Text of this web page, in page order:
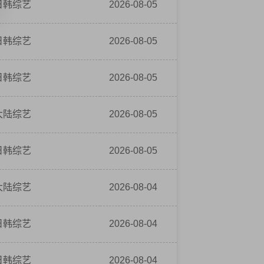
韩综艺 2026-08-05
韩综艺 2026-08-05
韩综艺 2026-08-05
陆综艺 2026-08-05
韩综艺 2026-08-05
陆综艺 2026-08-04
韩综艺 2026-08-04
韩综艺 2026-08-04